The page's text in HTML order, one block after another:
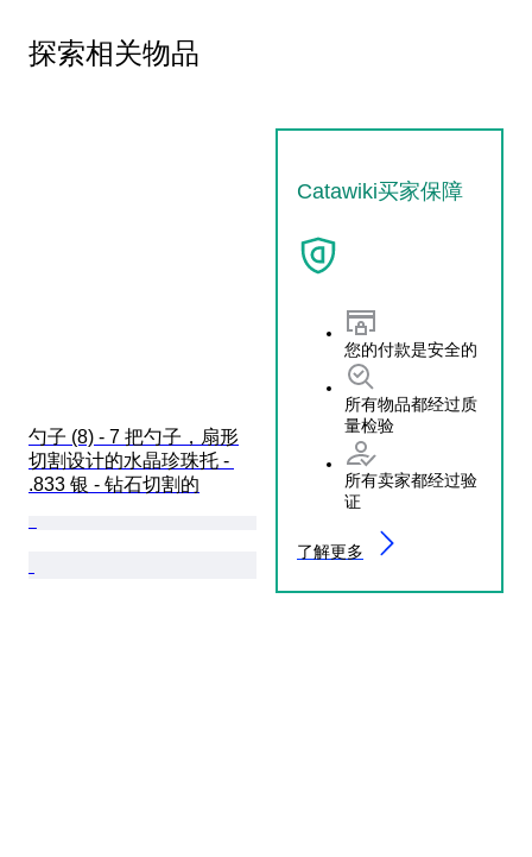
探索相关物品
Catawiki买家保障
您的付款是安全的
所有物品都经过质
量检验
所有卖家都经过验
证
了解更多
勺子 (8) - 7 把勺子，扇形
切割设计的水晶珍珠托 -
.833 银 - 钻石切割的